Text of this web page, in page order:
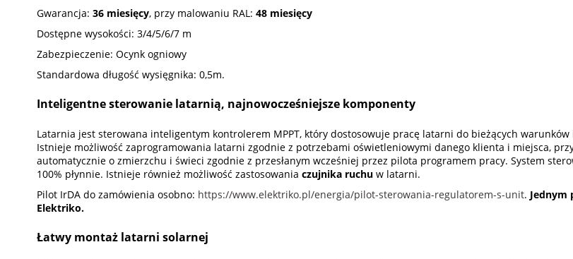
Gwarancja: 36 miesięcy, przy malowaniu RAL: 48 miesięcy
Dostępne wysokości: 3/4/5/6/7 m
Zabezpieczenie: Ocynk ogniowy
Standardowa długość wysięgnika: 0,5m.
Inteligentne sterowanie latarnią, najnowocześniejsze komponenty
Latarnia jest sterowana inteligentym kontrolerem MPPT, który dostosowuje pracę latarni do bieżących
Istnieje możliwość zaprogramowania latarni zgodnie z potrzebami oświetleniowymi danego klienta i miejsca,
automatycznie o zmierzchu i świeci zgodnie z przesłanym wcześniej przez pilota programem pracy. System
100% płynnie. Istnieje również możliwość zastosowania czujnika ruchu w latarni.
Pilot IrDA do zamówienia osobno: https://www.elektriko.pl/energia/pilot-sterowania-regulatorem-s-unit. Jednym
Elektriko.
Łatwy montaż latarni solarnej